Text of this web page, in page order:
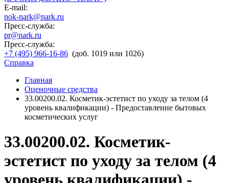
E-mail:
nok-nark@nark.ru
Пресс-служба:
pr@nark.ru
Пресс-служба:
+7 (495) 966-16-86 (доб. 1019 или 1026)
Справка
Главная
Оценочные средства
33.00200.02. Косметик-эстетист по уходу за телом (4
уровень квалификации) - Предоставление бытовых
косметических услуг
33.00200.02. Косметик-
эстетист по уходу за телом (4